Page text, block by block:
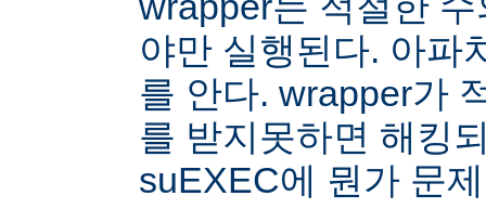
야만 실행된다. 아파
를 안다. wrapper가
를 받지못하면 해킹
suEXEC에 뭔가 문